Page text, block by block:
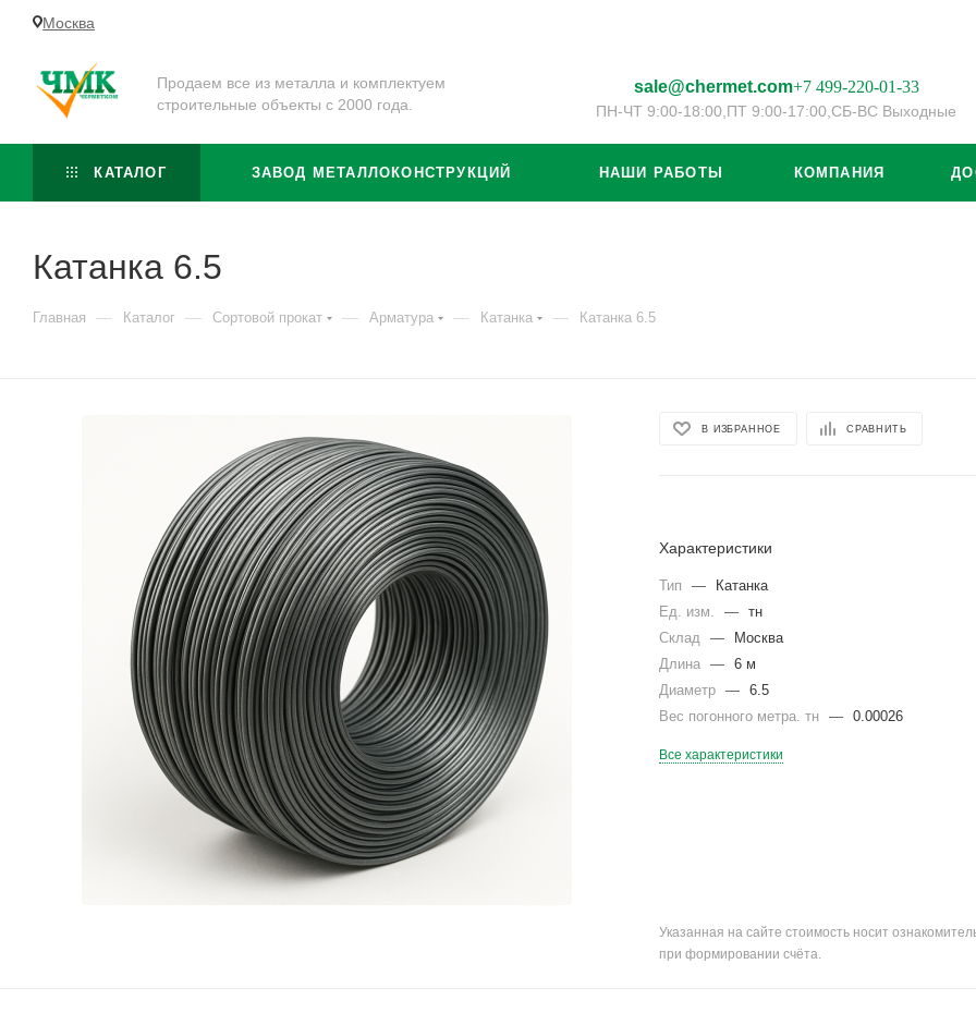
Москва
Продаем все из металла и комплектуем
строительные объекты с 2000 года.
sale@chermet.com+7 499-220-01-33
ПН-ЧТ 9:00-18:00, ПТ 9:00-17:00, СБ-ВС Выходные
КАТАЛОГ ЗАВОД МЕТАЛЛОКОНСТРУКЦИЙ НАШИ РАБОТЫ КОМПАНИЯ
Катанка 6.5
Главная — Каталог — Сортовой прокат — Арматура — Катанка — Катанка 6.5
В ИЗБРАННОЕ СРАВНИТЬ
Характеристики
Тип —
Катанка
Ед. изм.
—
тн
Склад
—
Москва
Длина
—
6 м
Диаметр
—
6.5
Вес погонного метра. тн
— 0.00026
Все характеристики
Указанная на сайте стоимость носит
при формировании счёта.